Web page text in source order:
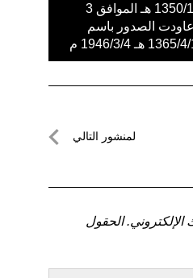
صالح نصيف في 1350/11/27 هـ الموافق 3
وعاودت الصدور باسم
لمنشور التالي
الحقول